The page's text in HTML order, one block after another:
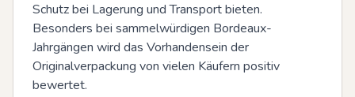
Schutz bei Lagerung und Transport bieten.
Besonders bei sammelwürdigen Bordeaux-
Jahrgängen wird das Vorhandensein der
Originalverpackung von vielen Käufern positiv
bewertet.